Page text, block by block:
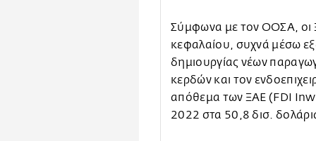
Σύμφωνα με τον ΟΟΣΑ, οι
κεφαλαίου, συχνά μέσω
δημιουργίας νέων
κερδών και τον
απόθεμα των ΞΑΕ (FDI
2022 στα 50,8 δισ.